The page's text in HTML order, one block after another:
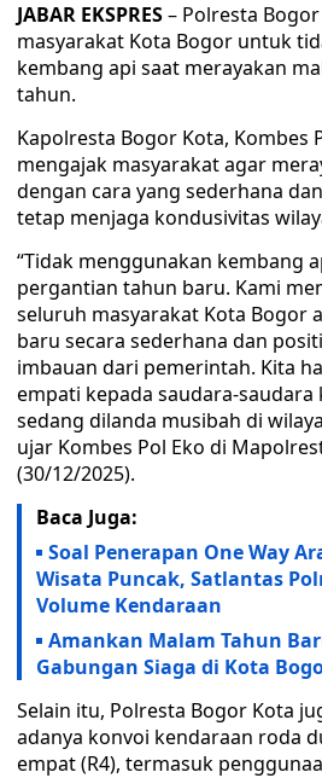
JABAR EKSPRES– Polresta
masyarakat Kota Bogor untuk
kembang api saat merayakan
tahun.
Kapolresta Bogor Kota, Kombes
mengajak masyarakat agar
dengan cara yang sederhana
tetap menjaga kondusivitas
“Tidak menggunakan kembang
pergantian tahun baru. Kami
seluruh masyarakat Kota Bogor
baru secara sederhana dan
imbauan dari pemerintah. Kita
empati kepada saudara-saudara
sedang dilanda musibah di
ujar Kombes Pol Eko di
(30/12/2025).
Baca Juga:
Soal Penerapan One Way
Wisata Puncak, Satlantas
Volume Kendaraan
Amankan Malam Tahun
Gabungan Siaga di Kota
Selain itu, Polresta Bogor Kota
adanya konvoi kendaraan roda
empat (R4), termasuk